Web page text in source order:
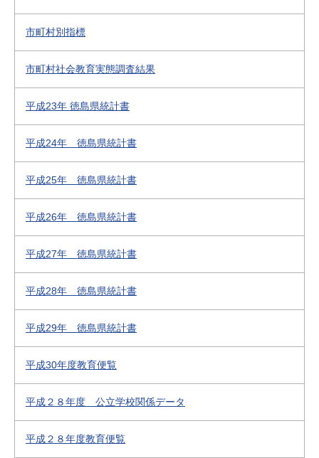
市町村別指標
市町村社会教育実態調査結果
平成23年 徳島県統計書
平成24年 徳島県統計書
平成25年 徳島県統計書
平成26年 徳島県統計書
平成27年 徳島県統計書
平成28年 徳島県統計書
平成29年 徳島県統計書
平成30年度教育便覧
平成２８年度 公立学校関係データ
平成２８年度教育便覧